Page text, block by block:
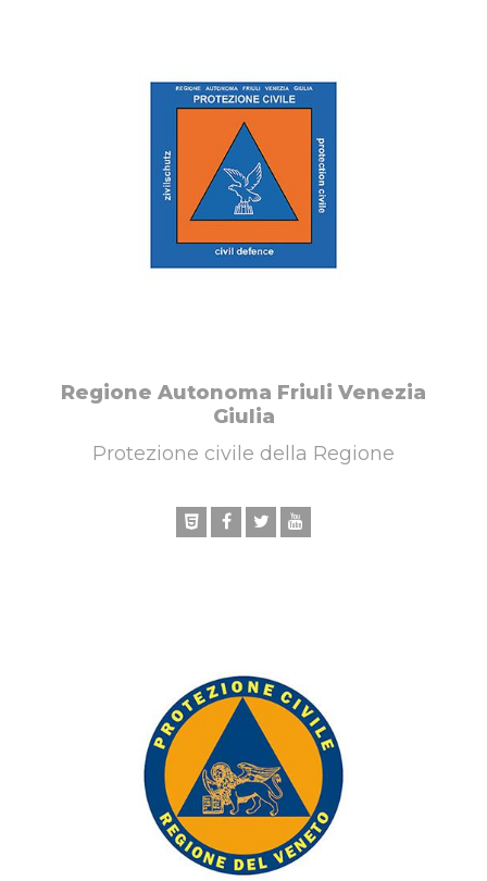
Regione Autonoma Friuli Venezia
Giulia
Protezione civile della Regione